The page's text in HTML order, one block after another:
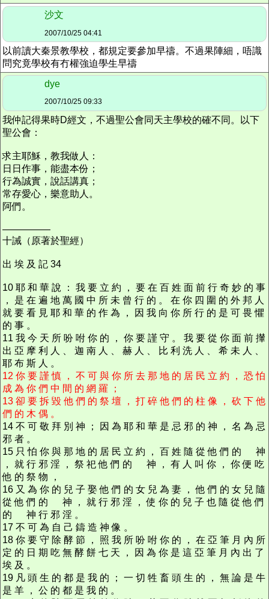
沙文
2007/10/25 04:41
以前讀大秦景教學校，都規定要參加早禱。不過果陣細，唔識
問究竟學校有冇權強迫學生早禱
dye
2007/10/25 09:33
我仲記得果時D經文，不過聖公會同天主學校的確不同。以下
聖公會：
求主耶穌，教我做人：
日日作事，能盡本份；
行為誠實，說話講真；
常存愛心，樂意助人。
阿們。
—————
十誡（原著於聖經）
出 埃 及 記 34
10 耶 和 華 說 ： 我 要 立 約 ， 要 在 百 姓 面 前 行 奇 妙 的 事
， 是 在 遍 地 萬 國 中 所 未 曾 行 的 。 在 你 四 圍 的 外 邦 人
就 要 看 見 耶 和 華 的 作 為 ， 因 我 向 你 所 行 的 是 可 畏 懼
的 事 。
11 我 今 天 所 吩 咐 你 的 ， 你 要 謹 守 。 我 要 從 你 面 前 攆
出 亞 摩 利 人 、 迦 南 人 、 赫 人 、 比 利 洗 人 、 希 未 人 、
耶 布 斯 人 。
12 你 要 謹 慎 ， 不 可 與 你 所 去 那 地 的 居 民 立 約 ， 恐 怕
成 為 你 們 中 間 的 網 羅 ；
13 卻 要 拆 毀 他 們 的 祭 壇 ， 打 碎 他 們 的 柱 像 ， 砍 下 他
們 的 木 偶 。
14 不 可 敬 拜 別 神 ； 因 為 耶 和 華 是 忌 邪 的 神 ， 名 為 忌
邪 者 。
15 只 怕 你 與 那 地 的 居 民 立 約 ， 百 姓 隨 從 他 們 的 神
， 就 行 邪 淫 ， 祭 祀 他 們 的 神 ， 有 人 叫 你 ， 你 便 吃
他 的 祭 物 ，
16 又 為 你 的 兒 子 娶 他 們 的 女 兒 為 妻 ， 他 們 的 女 兒 隨
從 他 們 的 神 ， 就 行 邪 淫 ， 使 你 的 兒 子 也 隨 從 他 們
的 神 行 邪 淫 。
17 不 可 為 自 己 鑄 造 神 像 。
18 你 要 守 除 酵 節 ， 照 我 所 吩 咐 你 的 ， 在 亞 筆 月 內 所
定 的 日 期 吃 無 酵 餅 七 天 ， 因 為 你 是 這 亞 筆 月 內 出 了
埃 及 。
19 凡 頭 生 的 都 是 我 的 ； 一 切 牲 畜 頭 生 的 ， 無 論 是 牛
是 羊 ， 公 的 都 是 我 的 。